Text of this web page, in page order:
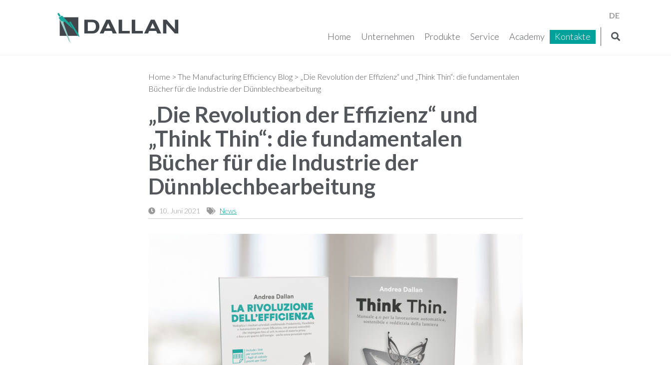
DE
Home Unternehmen Produkte Service Academy Kontakte
Home > The Manufacturing Efficiency Blog > „Die Revolution der Effizienz“ und „Think Thin“: die fundamentalen
Bücher für die Industrie der Dünnblechbearbeitung
„Die Revolution der Effizienz“ und
„Think Thin“: die fundamentalen
Bücher für die Industrie der
Dünnblechbearbeitung
10. Juni 2021 News